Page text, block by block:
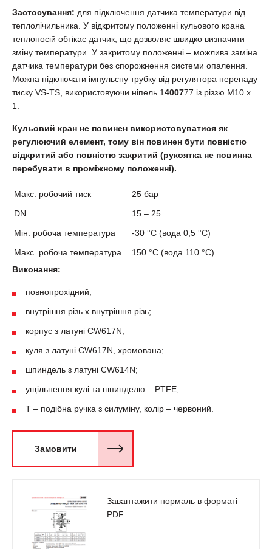
Застосування: для підключення датчика температури від
теплолічильника. У відкритому положенні кульового крана
теплоносій обтікає датчик, що дозволяє швидко визначити
зміну температури. У закритому положенні – можлива заміна
датчика температури без спорожнення системи опалення.
Можна підключати імпульсну трубку від регулятора перепаду
тиску VS-TS, використовуючи ніпель 1400777 із різзю М10 х
1.
Кульовий кран не повинен використовуватися як
регулюючий елемент, тому він повинен бути повністю
відкритий або повністю закритий (рукоятка не повинна
перебувати в проміжному положенні).
Макс. робочий тиск
25 бар
DN
15 – 25
Мін. робоча температура
-30 °С (вода 0,5 °С)
Макс. робоча температура
150 °С (вода 110 °С)
Виконання:
повнопрохідний;
внутрішня різь х внутрішня різь;
корпус з латуні CW617N;
куля з латуні CW617N, хромована;
шпиндель з латуні CW614N;
ущільнення кулі та шпинделю – PTFE;
Т – подібна ручка з силуміну, колір – червоний.
Замовити
Завантажити нормаль в форматі
PDF